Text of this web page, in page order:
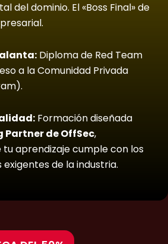
del dominio. El «Boss Final» de
Diploma de Red Team
a la Comunidad Privada
Formación diseñada
Partner de OffSec,
tu aprendizaje cumple con los
de la industria.